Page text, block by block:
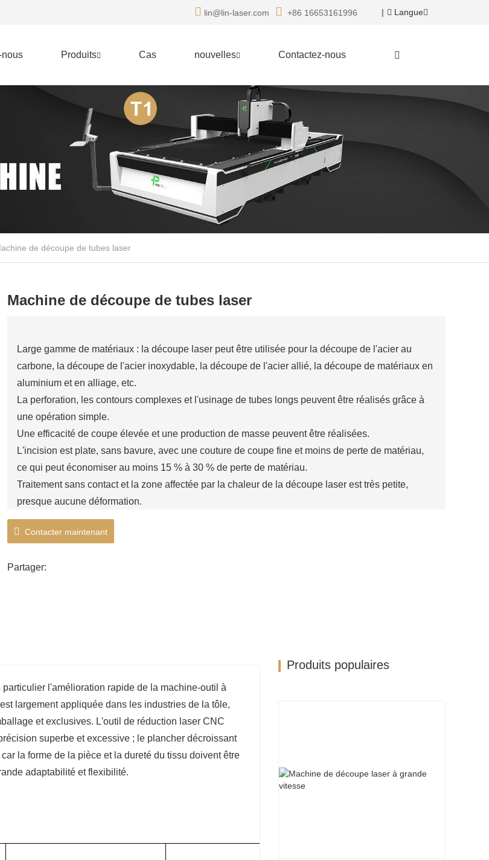
lin@lin-laser.com +86 16653161996 | Langue
nous Produits Cas nouvelles Contactez-nous
de découpe de tubes laser
Machine de découpe de tubes laser
Large gamme de matériaux : la découpe laser peut être utilisée pour la découpe de l'acier au
carbone, la découpe de l'acier inoxydable, la découpe de l'acier allié, la découpe de matériaux en
aluminium et en alliage, etc.
La perforation, les contours complexes et l'usinage de tubes longs peuvent être réalisés grâce à
une opération simple.
Une efficacité de coupe élevée et une production de masse peuvent être réalisées.
L'incision est plate, sans bavure, avec une couture de coupe fine et moins de perte de matériau,
ce qui peut économiser au moins 15 % à 30 % de perte de matériau.
Traitement sans contact et la zone affectée par la chaleur de la découpe laser est très petite,
presque aucune déformation.
La précision de coupe est élevée et la précision du contour peut atteindre ± 0,05 mm.
Mandrin pneumatique à centrage automatique entièrement automatique.
pour réaliser un traitement de haute précision des tuyaux.
Contacter maintenant
Partager:
l'amélioration rapide de la machine-outil à
largement appliquée dans les industries de la tôle,
et exclusives. L'outil de réduction laser CNC
superbe et excessive ; le plancher décroissant
la forme de la pièce et la dureté du tissu doivent être
adaptabilité et flexibilité.
Produits populaires